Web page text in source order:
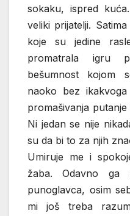
sokaku, ispred
veliki prijatelji.
koje su jedine
promatrala igru
bešumnost kojom
naoko bez
promašivanja
Ni jedan se nije
su da bi to za njih
Umiruje me i
žaba. Odavno ga
punoglavca, osim
mi još treba